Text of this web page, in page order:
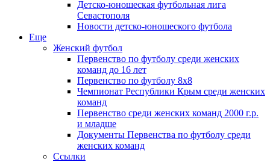
Детско-юношеская футбольная лига
Севастополя
Новости детско-юношеского футбола
Еще
Женский футбол
Первенство по футболу среди женских
команд до 16 лет
Первенство по футболу 8х8
Чемпионат Республики Крым среди женских
команд
Первенство среди женских команд 2000 г.р.
и младше
Документы Первенства по футболу среди
женских команд
Ссылки